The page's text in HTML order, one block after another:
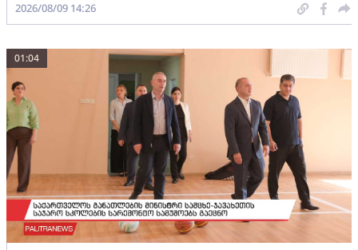
2026/08/09 14:26
01:04